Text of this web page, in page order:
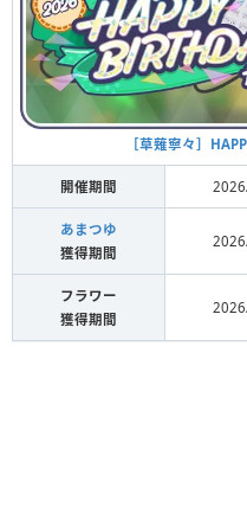
［草薙寧々］
開催期間
あまつゆ
獲得期間
フラワー
獲得期間